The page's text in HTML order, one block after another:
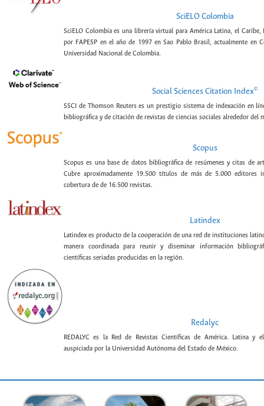
SciELO Colombia
SciELO Colombia es una librería virtual para América Latina, el Caribe,
por FAPESP en el año de 1997 en Sao Pablo Brasil, actualmente en
Universidad Nacional de Colombia.
Social Sciences Citation Index©
SSCI de Thomson Reuters es un prestigio sistema de indexación en
bibliográfica y de citación de revistas de ciencias sociales alrededor del
Scopus
Scopus es una base de datos bibliográfica de resúmenes y citas de
Cubre aproximadamente 19.500 títulos de más de 5.000 editores
cobertura de de 16.500 revistas.
Latindex
Latindex es producto de la cooperación de una red de instituciones
manera coordinada para reunir y diseminar información
científicas seriadas producidas en la región.
Redalyc
REDALYC es la Red de Revistas Científicas de América. Latina y
auspiciada por la Universidad Autónoma del Estado de México.